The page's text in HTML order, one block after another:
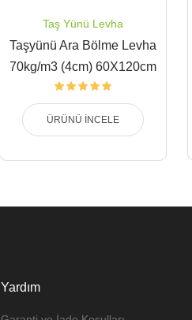
Taş Yünü Levha
Taşyünü Ara Bölme Levha
70kg/m3 (4cm) 60X120cm
ÜRÜNÜ İNCELE
Yardım